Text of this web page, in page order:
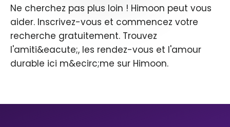
Ne cherchez pas plus loin ! Himoon peut vous
aider. Inscrivez-vous et commencez votre
recherche gratuitement. Trouvez
l'amiti&eacute;, les rendez-vous et l'amour
durable ici m&ecirc;me sur Himoon.